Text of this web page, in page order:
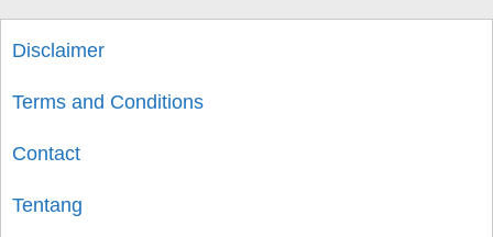
Disclaimer
Terms and Conditions
Contact
Tentang